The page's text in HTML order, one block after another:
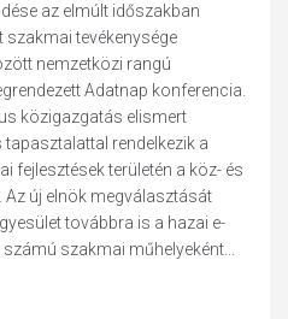
az elmúlt időszakban
szakmai tevékenysége
nemzetközi rangú
Adatnap konferencia.
közigazgatás elismert
rendelkezik a
fejlesztések területén a köz- és
új elnök megválasztását
továbbra is a hazai e-
szakmai műhelyeként...